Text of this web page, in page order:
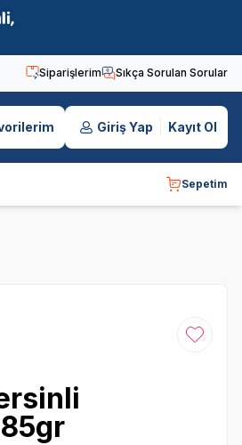
Siparişlerim Sıkça Sorulan Sorular
Giriş Yap Kayıt Ol
Sepetim
Favoriye
85gr